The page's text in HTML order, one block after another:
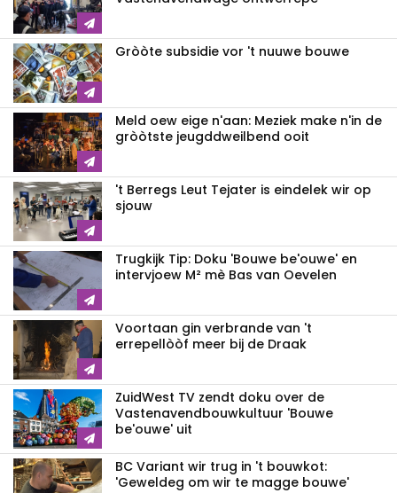
Gròòte subsidie vor 't nuuwe bouwe
Meld oew eige n'aan: Meziek make n'in de
gròòtste jeugddweilbend ooit
't Berregs Leut Tejater is eindelek wir op
sjouw
Trugkijk Tip: Doku 'Bouwe be'ouwe' en
intervjoew M² mè Bas van Oevelen
Voortaan gin verbrande van 't
errepellòòf meer bij de Draak
ZuidWest TV zendt doku over de
Vastenavend­bouwkultuur 'Bouwe
be'ouwe' uit
BC Variant wir trug in 't bouwkot:
'Geweldeg om wir te magge bouwe'